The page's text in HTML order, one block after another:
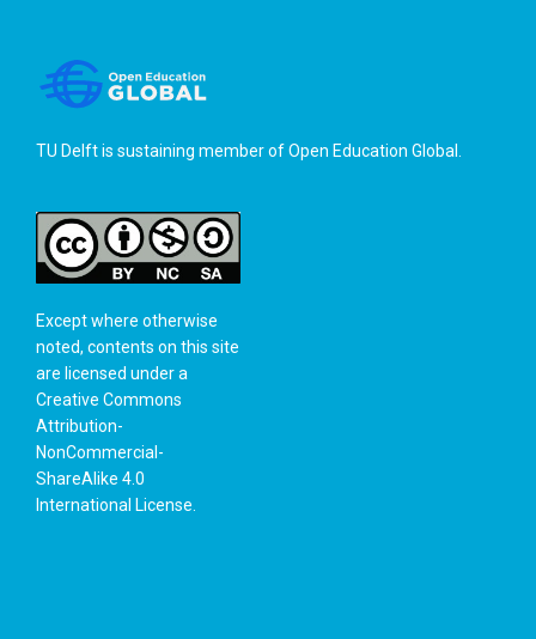
TU Delft is sustaining member ofOpen Education Global
Except where otherwise
noted, contents on this site
are licensed under a
Creative Commons
Attribution-
NonCommercial-
ShareAlike 4.0
International License